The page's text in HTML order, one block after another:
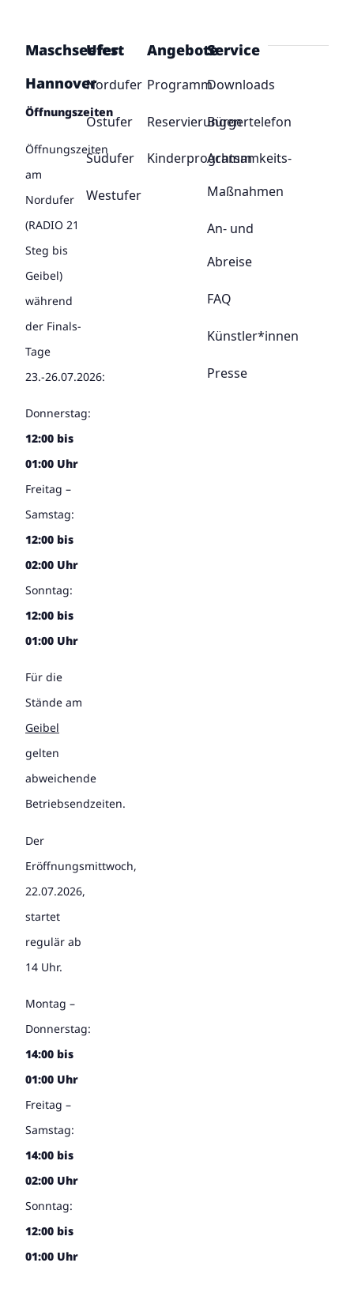
Maschseefest
Hannover
Öffnungszeiten
Öffnungszeiten
am
Nordufer
(RADIO 21
Steg bis
Geibel)
während
der Finals-
Tage
23.-26.07.2026:
Donnerstag:
12:00 bis
01:00 Uhr
Freitag –
Samstag:
12:00 bis
02:00 Uhr
Sonntag:
12:00 bis
01:00 Uhr
Für die
Stände am
Geibel
gelten
abweichende
Betriebsendzeiten.
Der
Eröffnungsmittwoch,
22.07.2026,
startet
regulär ab
14 Uhr.
Montag –
Donnerstag:
14:00 bis
01:00 Uhr
Freitag –
Samstag:
14:00 bis
02:00 Uhr
Sonntag:
12:00 bis
01:00 Uhr
Ufer
Nordufer
Ostufer
Südufer
Westufer
Angebote
Programm
Reservierungen
Kinderprogramm
Service
Downloads
Bürgertelefon
Achtsamkeits-
Maßnahmen
An- und
Abreise
FAQ
Künstler*innen
Presse